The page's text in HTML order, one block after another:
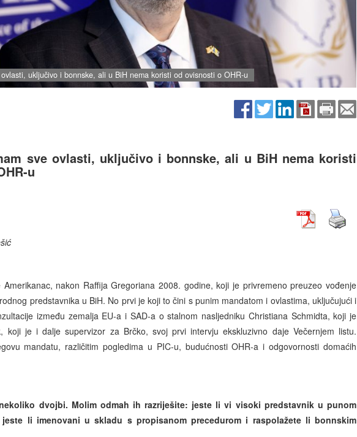
uključivo i bonnske, ali u BiH nema koristi od ovisnosti o OHR-u
sve ovlasti, uključivo i bonnske, ali u BiH nema koristi
u
nakon Raffija Gregoriana 2008. godine, koji je privremeno preuzeo vođenje
predstavnika u BiH. No prvi je koji to čini s punim mandatom i ovlastima, uključujući i
između zemalja EU-a i SAD-a o stalnom nasljedniku Christiana Schmidta, koji je
koji je i dalje supervizor za Brčko, svoj prvi intervju ekskluzivno daje Večernjem listu.
mandatu, različitim pogledima u PIC-u, budućnosti OHR-a i odgovornosti domaćih
dvojbi. Molim odmah ih razriješite: jeste li vi visoki predstavnik u punom
li imenovani u skladu s propisanom precedurom i raspolažete li bonnskim